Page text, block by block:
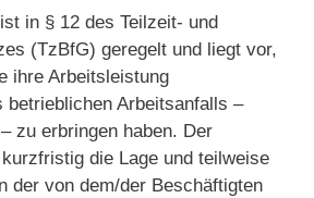
in § 12 des Teilzeit- und
(TzBfG) geregelt und liegt vor,
ihre Arbeitsleistung
betrieblichen Arbeitsanfalls –
zu erbringen haben. Der
die Lage und teilweise
der von dem/der Beschäftigten